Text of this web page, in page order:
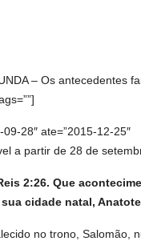
– Os antecedentes
28″ ate=”2015-12-25″
a partir de 28 de
2:26. Que
cidade natal,
no trono, Salomão,